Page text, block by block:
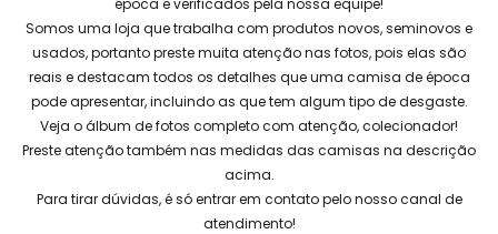
Somos uma loja que trabalha com produtos novos, seminovos e
usados, portanto preste muita atenção nas fotos, pois elas são
reais e destacam todos os detalhes que uma camisa de época
pode apresentar, incluindo as que tem algum tipo de desgaste.
Veja o álbum de fotos completo com atenção, colecionador!
Preste atenção também nas medidas das camisas na descrição
acima.
Para tirar dúvidas, é só entrar em contato pelo nosso canal de
atendimento!